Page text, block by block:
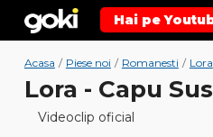
Hai pe
Acasa / Piese noi / Romanesti / Lora
Lora - Capu Sus
Videoclip oficial